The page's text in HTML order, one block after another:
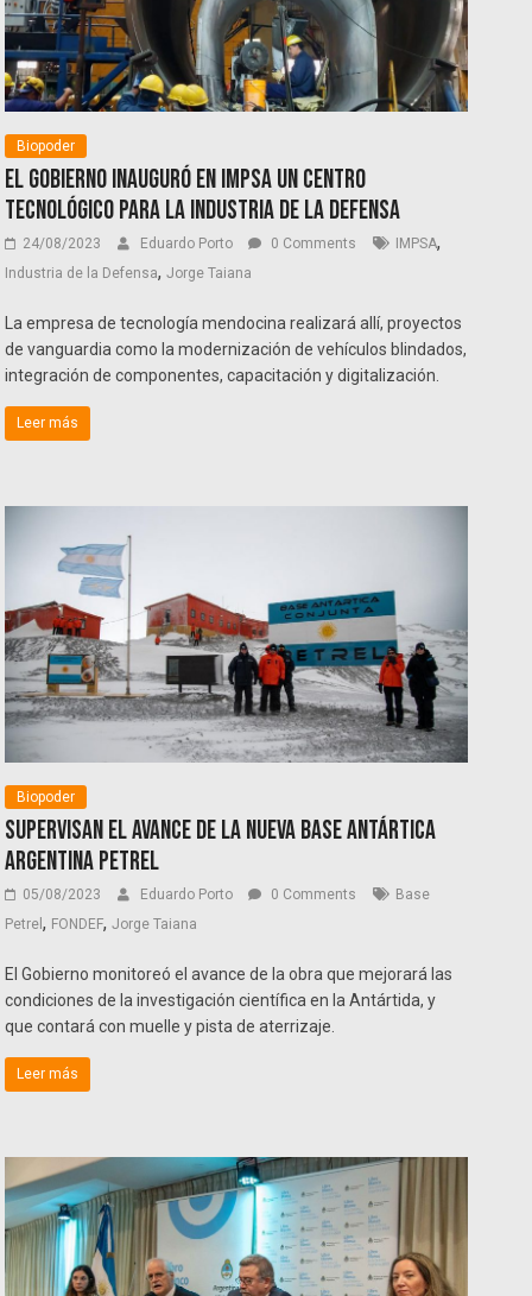
Biopoder
El Gobierno inauguró en IMPSA un centro
tecnológico para la industria de la defensa
24/08/2023 Eduardo Porto 0 Comments IMPSA,
Industria de la Defensa,Jorge Taiana
La empresa de tecnología mendocina realizará allí, proyectos
de vanguardia como la modernización de vehículos blindados,
integración de componentes, capacitación y digitalización.
Leer más
Biopoder
Supervisan el avance de la nueva Base antártica
argentina Petrel
05/08/2023 Eduardo Porto 0 Comments
Base
Petrel, FONDEF,Jorge Taiana
El Gobierno monitoreó el avance de la obra que mejorará las
condiciones de la investigación científica en la Antártida, y
que contará con muelle y pista de aterrizaje.
Leer más